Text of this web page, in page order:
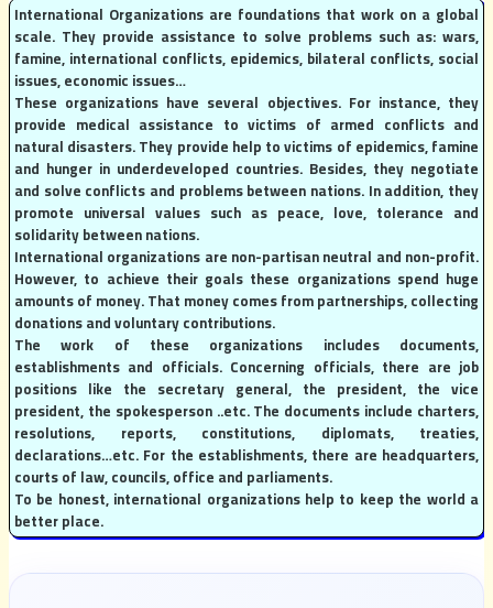
International Organizations are foundations that work on a global
scale. They provide assistance to solve problems such as: wars,
famine, international conflicts, epidemics, bilateral conflicts, social
issues, economic issues…
These organizations have several objectives. For instance, they
provide medical assistance to victims of armed conflicts and
natural disasters. They provide help to victims of epidemics, famine
and hunger in underdeveloped countries. Besides, they negotiate
and solve conflicts and problems between nations. In addition, they
promote universal values such as peace, love, tolerance and
solidarity between nations.
International organizations are non-partisan neutral and non-profit.
However, to achieve their goals these organizations spend huge
amounts of money. That money comes from partnerships, collecting
donations and voluntary contributions.
The work of these organizations includes documents,
establishments and officials. Concerning officials, there are job
positions like the secretary general, the president, the vice
president, the spokesperson ..etc. The documents include charters,
resolutions, reports, constitutions, diplomats, treaties,
declarations…etc. For the establishments, there are headquarters,
courts of law, councils, office and parliaments.
To be honest, international organizations help to keep the world a
better place.